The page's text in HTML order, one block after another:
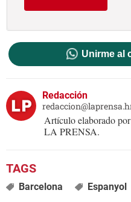
Unirme al
Redacción
Artículo elaborado
LA PRENSA.
Barcelona Espanyol